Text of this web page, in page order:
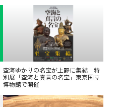
空海ゆかりの名宝が上野に集結 特
別展「空海と真言の名宝」東京国立
博物館で開催